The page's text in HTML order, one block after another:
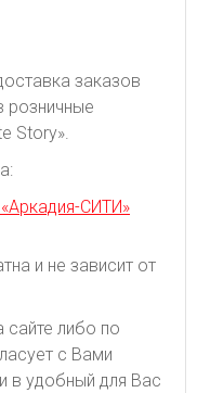
заказов
розничные
Story».
СИТИ»
и не зависит от
либо по
с Вами
в удобный для Вас